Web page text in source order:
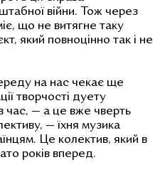
війни. Тож через
що не витягне таку
який повноцінно так і не
на нас чекає ще
творчості дуету
час, — а це вже чверть
— їхня музика
Це колектив, який в
років вперед.